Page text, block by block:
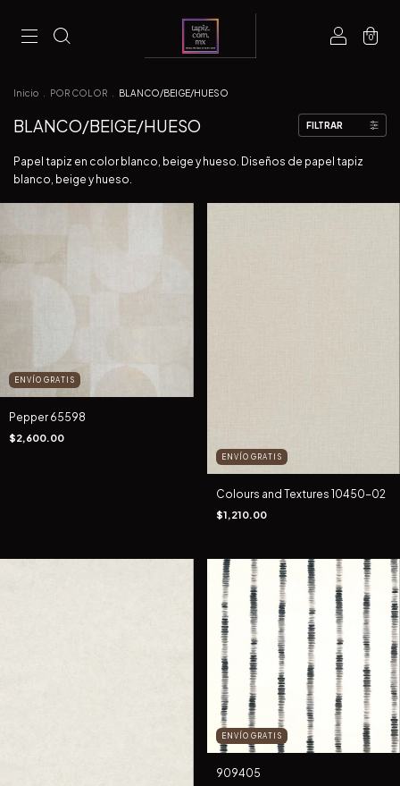
0
Inicio POR COLOR BLANCO/BEIGE/HUESO
BLANCO/BEIGE/HUESO FILTRAR
Papel tapiz en color blanco, beige y hueso. Diseños de papel tapiz
blanco, beige y hueso.
ENVÍO GRATIS
Pepper 65598
$2,600.00
ENVÍO GRATIS
Colours and Textures 10450-02
$1,210.00
ENVÍO GRATIS
909405